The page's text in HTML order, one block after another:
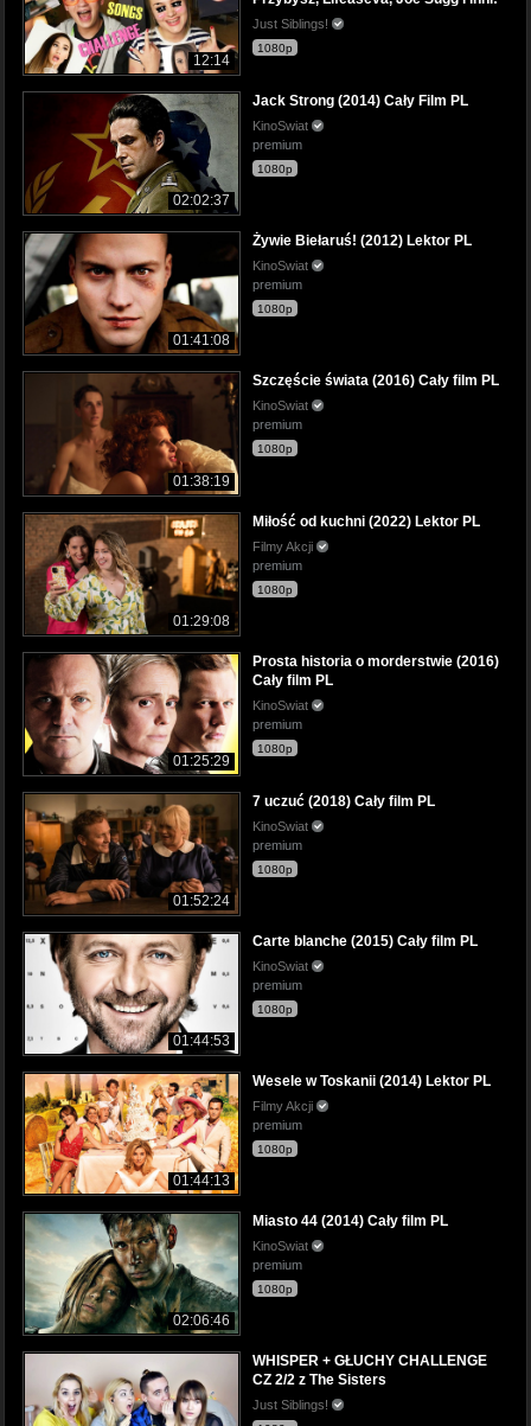
12:14
Just Siblings!
1080p
02:02:37
Jack Strong (2014) Cały Film PL
KinoSwiat
premium
1080p
01:41:08
Żywie Biełaruś! (2012) Lektor PL
KinoSwiat
premium
1080p
01:38:19
Szczęście świata (2016) Cały film PL
KinoSwiat
premium
1080p
01:29:08
Miłość od kuchni (2022) Lektor PL
Filmy Akcji
premium
1080p
01:25:29
Prosta historia o morderstwie (2016)
Cały film PL
KinoSwiat
premium
1080p
01:52:24
7 uczuć (2018) Cały film PL
KinoSwiat
premium
1080p
01:44:53
Carte blanche (2015) Cały film PL
KinoSwiat
premium
1080p
01:44:13
Wesele w Toskanii (2014) Lektor PL
Filmy Akcji
premium
1080p
02:06:46
Miasto 44 (2014) Cały film PL
KinoSwiat
premium
1080p
WHISPER + GŁUCHY CHALLENGE
CZ 2/2 z The Sisters
Just Siblings!